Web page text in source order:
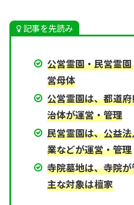
記事を先読み
公営霊園・民営霊
営母体
公営霊園は、都道
治体が運営・管理
民営霊園は、公益
業などが運営・管理
寺院墓地は、寺院
主な対象は檀家